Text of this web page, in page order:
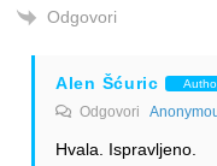
Odgovori
Alen Šćuric
Odgovori
Hvala. Ispravljeno.